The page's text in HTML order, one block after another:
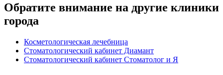
Обратите внимание на другие клиники
города
Косметологическая лечебница
Стоматологический кабинет Диамант
Стоматологический кабинет Стоматолог и Я